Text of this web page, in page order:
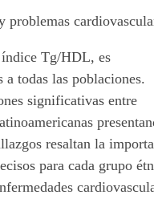
índice Tg/HDL, es
a todas las poblaciones.
significativas entre
resaltan la
para cada grupo